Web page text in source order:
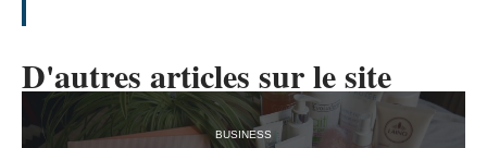
D'autres articles sur le site
BUSINESS